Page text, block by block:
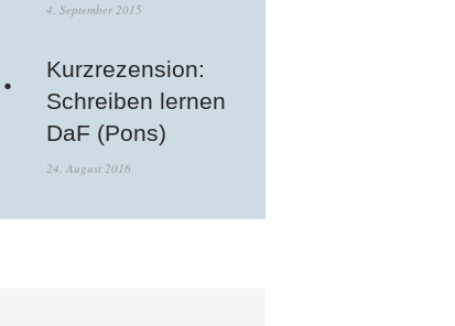
4. September 2015
Kurzrezension:
Schreiben lernen
DaF (Pons)
24. August 2016